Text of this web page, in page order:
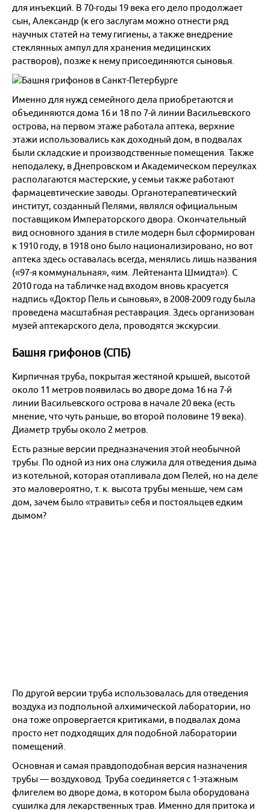
для инъекций. В 70-годы 19 века его дело продолжает
сын, Александр (к его заслугам можно отнести ряд
научных статей на тему гигиены, а также внедрение
стеклянных ампул для хранения медицинских
растворов), позже к нему присоединяются сыновья.
Именно для нужд семейного дела приобретаются и
объединяются дома 16 и 18 по 7-й линии Васильевского
острова, на первом этаже работала аптека, верхние
этажи использовались как доходный дом, в подвалах
были складские и производственные помещения. Также
неподалеку, в Днепровском и Академическом переулках
располагаются мастерские, у семьи также работают
фармацевтические заводы. Органотерапевтический
институт, созданный Пелями, являлся официальным
поставщиком Императорского двора. Окончательный
вид основного здания в стиле модерн был сформирован
к 1910 году, в 1918 оно было национализировано, но вот
аптека здесь оставалась всегда, менялись лишь названия
(«97-я коммунальная», «им. Лейтенанта Шмидта»). С
2010 года на табличке над входом вновь красуется
надпись «Доктор Пель и сыновья», в 2008-2009 году была
проведена масштабная реставрация. Здесь организован
музей аптекарского дела, проводятся экскурсии.
Башня грифонов (СПБ)
Кирпичная труба, покрытая жестяной крышей, высотой
около 11 метров появилась во дворе дома 16 на 7-й
линии Васильевского острова в начале 20 века (есть
мнение, что чуть раньше, во второй половине 19 века).
Диаметр трубы около 2 метров.
Есть разные версии предназначения этой необычной
трубы. По одной из них она служила для отведения дыма
из котельной, которая отапливала дом Пелей, но на деле
это маловероятно, т. к. высота трубы меньше, чем сам
дом, зачем было «травить» себя и постояльцев едким
дымом?
По другой версии труба использовалась для отведения
воздуха из подпольной алхимической лаборатории, но
она тоже опровергается критиками, в подвалах дома
просто нет подходящих для подобной лаборатории
помещений.
Основная и самая правдоподобная версия назначения
трубы — воздуховод. Труба соединяется с 1-этажным
флигелем во дворе дома, в котором была оборудована
сушилка для лекарственных трав. Именно для притока и